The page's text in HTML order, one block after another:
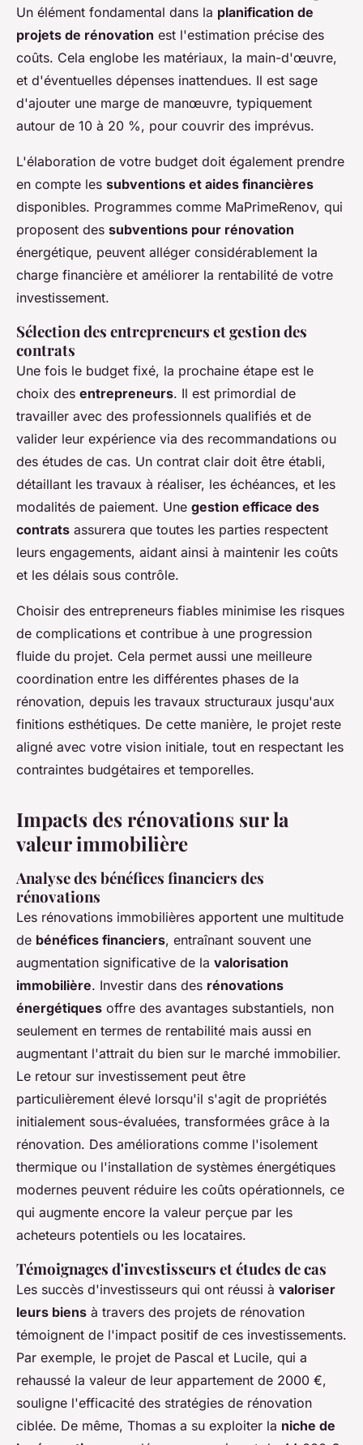
Un élément fondamental dans la planification de
projets de rénovation est l'estimation précise des
coûts. Cela englobe les matériaux, la main-d'œuvre,
et d'éventuelles dépenses inattendues. Il est sage
d'ajouter une marge de manœuvre, typiquement
autour de 10 à 20 %, pour couvrir des imprévus.
L'élaboration de votre budget doit également prendre
en compte les subventions et aides financières
disponibles. Programmes comme MaPrimeRenov, qui
proposent des subventions pour rénovation
énergétique, peuvent alléger considérablement la
charge financière et améliorer la rentabilité de votre
investissement.
Sélection des entrepreneurs et gestion des
contrats
Une fois le budget fixé, la prochaine étape est le
choix des entrepreneurs. Il est primordial de
travailler avec des professionnels qualifiés et de
valider leur expérience via des recommandations ou
des études de cas. Un contrat clair doit être établi,
détaillant les travaux à réaliser, les échéances, et les
modalités de paiement. Une gestion efficace des
contrats assurera que toutes les parties respectent
leurs engagements, aidant ainsi à maintenir les coûts
et les délais sous contrôle.
Choisir des entrepreneurs fiables minimise les risques
de complications et contribue à une progression
fluide du projet. Cela permet aussi une meilleure
coordination entre les différentes phases de la
rénovation, depuis les travaux structuraux jusqu'aux
finitions esthétiques. De cette manière, le projet reste
aligné avec votre vision initiale, tout en respectant les
contraintes budgétaires et temporelles.
Impacts des rénovations sur la
valeur immobilière
Analyse des bénéfices financiers des
rénovations
Les rénovations immobilières apportent une multitude
de bénéfices financiers, entraînant souvent une
augmentation significative de la valorisation
immobilière. Investir dans des rénovations
énergétiques offre des avantages substantiels, non
seulement en termes de rentabilité mais aussi en
augmentant l'attrait du bien sur le marché immobilier.
Le retour sur investissement peut être
particulièrement élevé lorsqu'il s'agit de propriétés
initialement sous-évaluées, transformées grâce à la
rénovation. Des améliorations comme l'isolement
thermique ou l'installation de systèmes énergétiques
modernes peuvent réduire les coûts opérationnels, ce
qui augmente encore la valeur perçue par les
acheteurs potentiels ou les locataires.
Témoignages d'investisseurs et études de cas
Les succès d'investisseurs qui ont réussi à valoriser
leurs biens à travers des projets de rénovation
témoignent de l'impact positif de ces investissements.
Par exemple, le projet de Pascal et Lucile, qui a
rehaussé la valeur de leur appartement de 2000 €,
souligne l'efficacité des stratégies de rénovation
ciblée. De même, Thomas a su exploiter la niche de